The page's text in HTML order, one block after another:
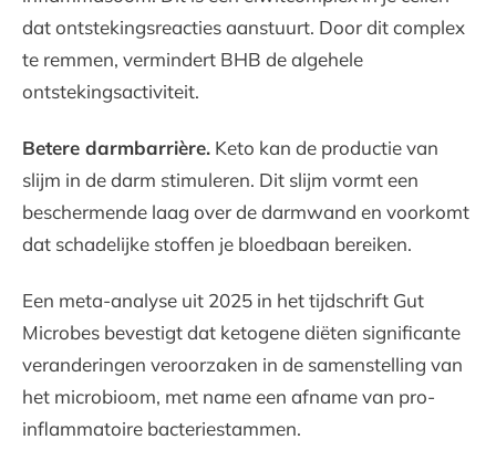
dat ontstekingsreacties aanstuurt. Door dit complex
te remmen, vermindert BHB de algehele
ontstekingsactiviteit.
Betere darmbarrière. Keto kan de productie van
slijm in de darm stimuleren. Dit slijm vormt een
beschermende laag over de darmwand en voorkomt
dat schadelijke stoffen je bloedbaan bereiken.
Een meta-analyse uit 2025 in het tijdschrift Gut
Microbes bevestigt dat ketogene diëten significante
veranderingen veroorzaken in de samenstelling van
het microbioom, met name een afname van pro-
inflammatoire bacteriestammen.